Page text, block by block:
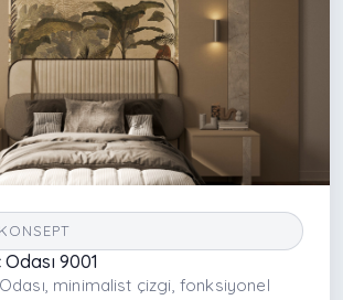
9001
minimalist çizgi, fonksiyonel